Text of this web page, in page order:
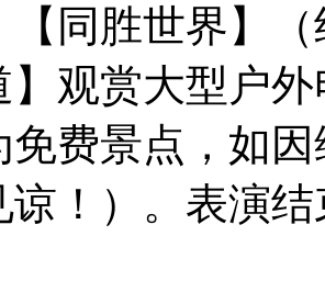
【同胜世界】
】观赏大型户
免费景点，如
谅！）。表演